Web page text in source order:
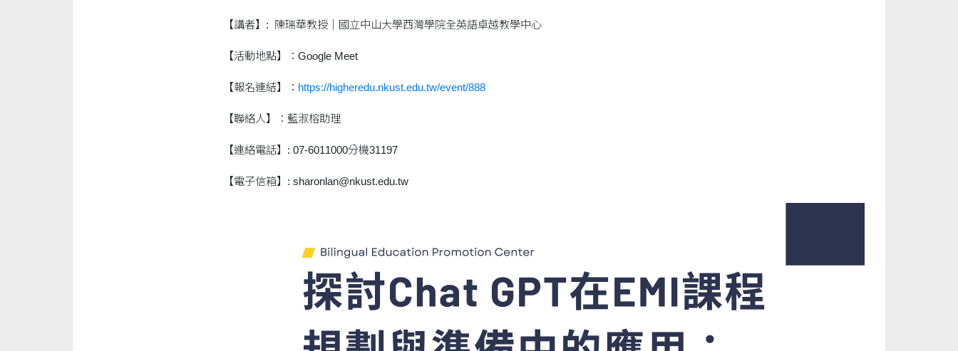
【講者】: 陳瑞華教授｜國立中山大學西灣學院全英語卓越教學中心
【活動地點】：Google Meet
【報名連結】： https://higheredu.nkust.edu.tw/event/888
【聯絡人】：藍淑榕助理
【連絡電話】: 07-6011000分機31197
【電子信箱】: sharonlan@nkust.edu.tw